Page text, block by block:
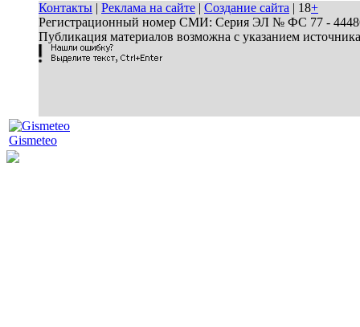
Контакты | Реклама на сайте | Создание сайта | 18+
Регистрационный номер СМИ: Серия ЭЛ № ФС 77 - 44486
Публикация материалов возможна с указанием
Gismeteo